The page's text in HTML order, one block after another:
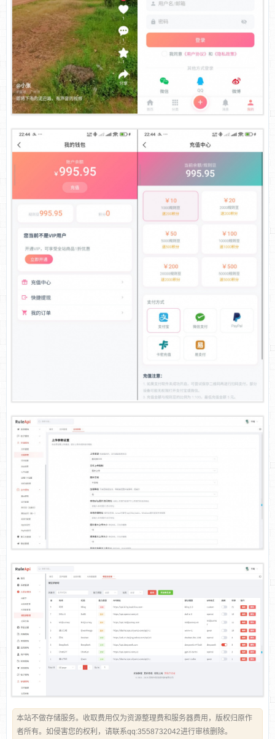
本站不做存储服务。收取费用仅为资源整理费和服务器费用，版权归原作
者所有。如侵害您的权利，请联系qq:3558732042进行审核删除。